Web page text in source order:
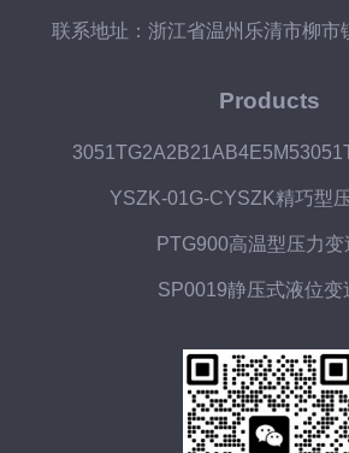
联系地址：浙江省温州乐清市柳市
Products
YSZK-01G-CYSZK精巧型
PTG900高温型压力变
SP0019静压式液位变